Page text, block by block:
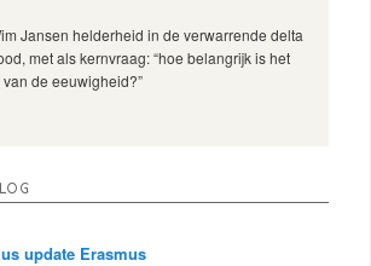
Jansen helderheid in de verwarrende delta
met als kernvraag: “hoe belangrijk is het
de eeuwigheid?”
update Erasmus